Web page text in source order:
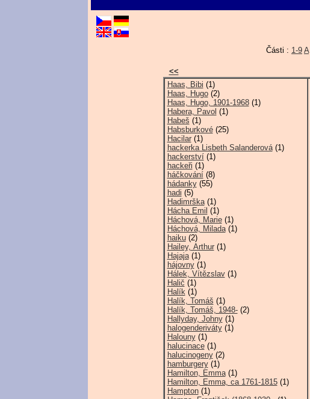
Části : 1-9 A
<<
Haas, Bibi (1)
Haas, Hugo(2)
Haas, Hugo, 1901-1968(1)
Habera, Pavol (1)
Habeš (1)
Habsburkové(25)
Hacilar(1)
hackerka Lisbeth Salanderová(1)
hackerství(1)
hackeři (1)
háčkování(8)
hádanky(55)
hadi (5)
Hadimrška(1)
Hácha Emil (1)
Háchová, Marie(1)
Háchová, Milada(1)
haiku(2)
Hailey, Arthur(1)
Hajaja(1)
hájovny(1)
Hálek, Vítězslav(1)
Halič (1)
Halík(1)
Halík, Tomáš (1)
Halík, Tomáš, 1948-(2)
Hallyday, Johny(1)
halogenderiváty(1)
Halouny(1)
halucinace(1)
halucinogeny(2)
hamburgery(1)
Hamilton, Emma(1)
Hamilton, Emma, ca 1761-1815(1)
Hampton(1)